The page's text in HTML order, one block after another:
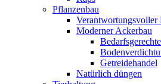
Pflanzenbau
Verantwortungsvoller
Moderner Ackerbau
Getreidehandel
Natürlich düngen